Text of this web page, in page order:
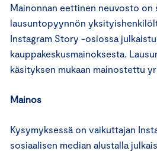
Mainonnan eettinen neuvosto on
lausuntopyynnön
Instagram Story -osiossa
kauppakeskusmainoksesta.
käsityksen mukaan mainostettu
Mainos
Kysymyksessä on vaikuttajan
sosiaalisen median alustalla